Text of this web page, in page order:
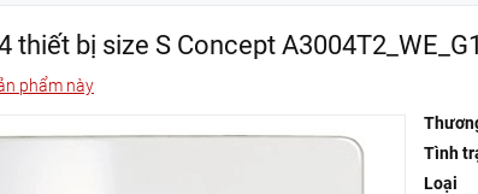
thiết bị size S Concept
phẩm này
Tình
Loại